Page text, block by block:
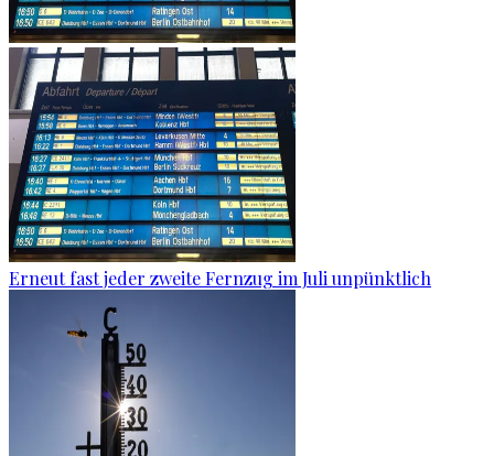
Erneut fast jeder zweite Fernzug im Juli unpünktlich